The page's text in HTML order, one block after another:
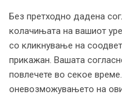
Без претходно дадена
колачињата на вашиот
со кликнување на
прикажан. Вашата
повлечете во секое
оневозможувањето на